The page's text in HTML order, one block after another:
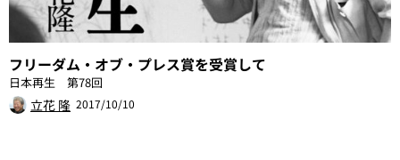
フリーダム・オブ・プレス賞を受賞して
日本再生 第78回
立花 隆 2017/10/10